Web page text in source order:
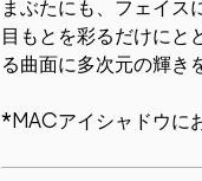
まぶたにも、フェイス
目もとを彩るだけにと
る曲面に多次元の輝き
*MACアイシャドウに